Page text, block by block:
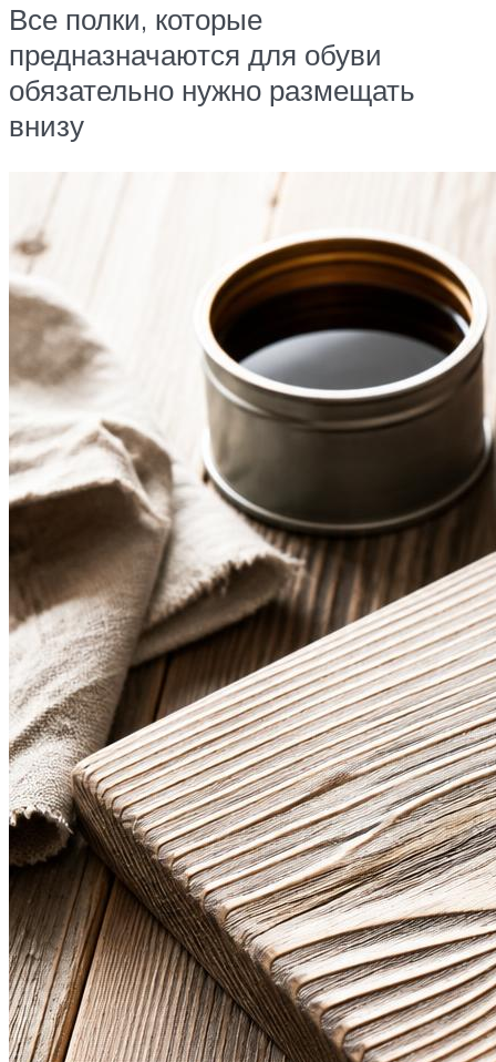
Все полки, которые
предназначаются для обуви
обязательно нужно размещать
внизу